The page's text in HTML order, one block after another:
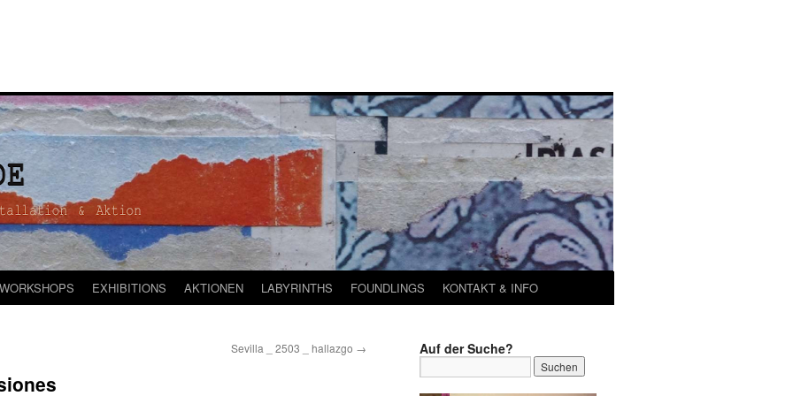
WORKSHOPS EXHIBITIONS AKTIONEN LABYRINTHS FOUNDLINGS KONTAKT & INFO
Sevilla _ 2503 _ hallazgo → Auf der Suche?